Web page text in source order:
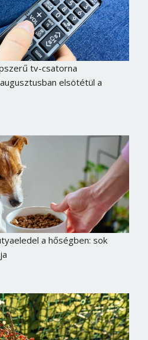
tv-csatorna
elsötétül a
a hőségben: sok